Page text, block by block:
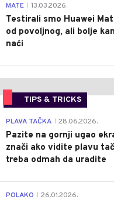
MATE 13.03.2026.
Testirali smo Huawei
od povoljnog, ali bolje
naći
TIPS & TRICKS
PLAVA TAČKA 28.06.2026.
Pazite na gornji ugao
znači ako vidite plavu
treba odmah da uradite
POLAKO 26.01.2026.